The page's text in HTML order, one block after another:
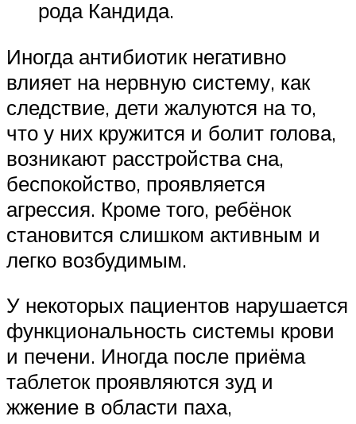
рода Кандида.
Иногда антибиотик негативно
влияет на нервную систему, как
следствие, дети жалуются на то,
что у них кружится и болит голова,
возникают расстройства сна,
беспокойство, проявляется
агрессия. Кроме того, ребёнок
становится слишком активным и
легко возбудимым.
У некоторых пациентов нарушается
функциональность системы крови
и печени. Иногда после приёма
таблеток проявляются зуд и
жжение в области паха,